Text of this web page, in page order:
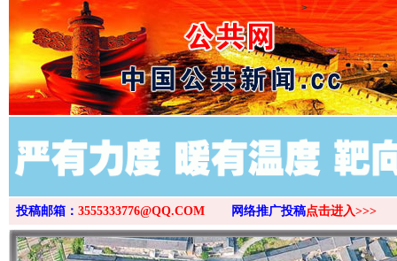
>
投稿邮箱： 3555333776@QQ.COM 网络推广投稿点击进入>>>